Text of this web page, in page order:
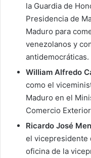
la Guardia de
Presidencia de
Maduro para
venezolanos y
antidemocráticas.
William Alfredo
como el
Maduro en el
Comercio
Ricardo José
el vicepresidente
oficina de la